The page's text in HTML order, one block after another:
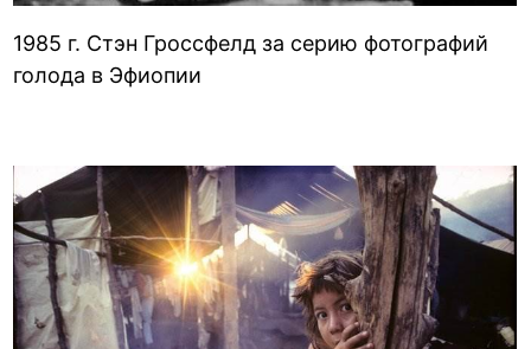
1985 г. Стэн Гроссфелд за серию фотографий
голода в Эфиопии